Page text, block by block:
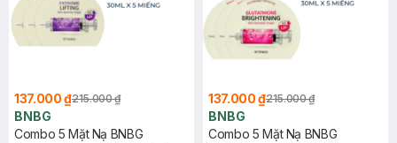
137.000 ₫215.000 ₫
BNBG
Combo 5 Mặt Nạ BNBG
137.000 ₫215.000 ₫
BNBG
Combo 5 Mặt Nạ BNBG